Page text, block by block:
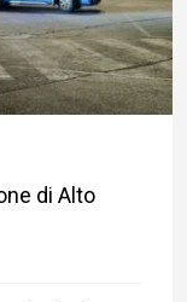
di Alto